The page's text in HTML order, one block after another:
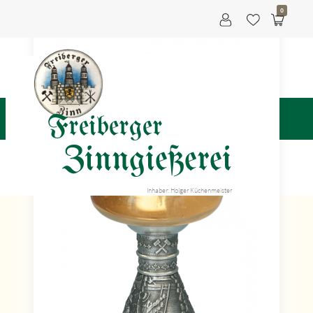
Freiberger
Zinngießerei
Inhaber: Holger Küchenmeister
0